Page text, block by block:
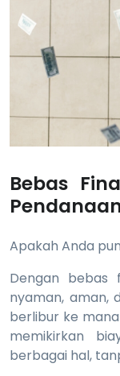
Bebas
Apakah Anda
Dengan bebas
nyaman, aman,
berlibur ke
memikirkan
berbagai hal,